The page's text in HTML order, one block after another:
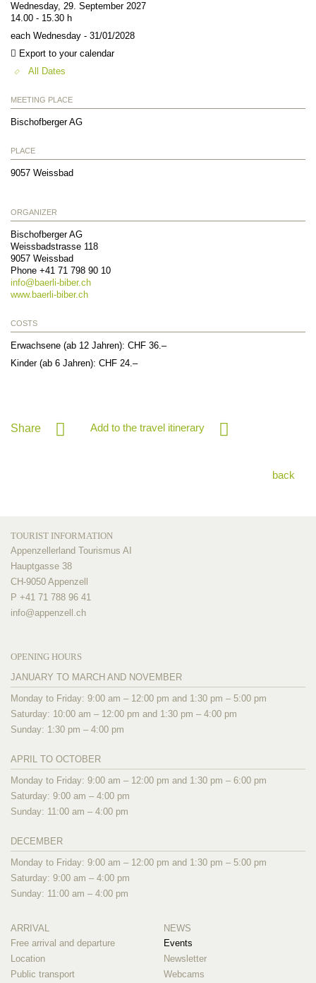
Wednesday, 29. September 2027
14.00 - 15.30 h
each Wednesday - 31/01/2028
Export to your calendar
All Dates
MEETING PLACE
Bischofberger AG
PLACE
9057 Weissbad
ORGANIZER
Bischofberger AG
Weissbadstrasse 118
9057 Weissbad
Phone +41 71 798 90 10
info@ baerli-biber.ch
www.baerli-biber.ch
COSTS
Erwachsene (ab 12 Jahren): CHF 36.–
Kinder (ab 6 Jahren): CHF 24.–
Share Add to the travel itinerary
back
TOURIST INFORMATION
Appenzellerland Tourismus AI
Hauptgasse 38
CH-9050 Appenzell
P +41 71 788 96 41
info@appenzell.ch
OPENING HOURS
JANUARY TO MARCH AND NOVEMBER
Monday to Friday: 9:00 am – 12:00 pm and 1:30 pm – 5:00 pm
Saturday: 10:00 am – 12:00 pm and 1:30 pm – 4:00 pm
Sunday: 1:30 pm – 4:00 pm
APRIL TO OCTOBER
Monday to Friday: 9:00 am – 12:00 pm and 1:30 pm – 6:00 pm
Saturday: 9:00 am – 4:00 pm
Sunday: 11:00 am – 4:00 pm
DECEMBER
Monday to Friday: 9:00 am – 12:00 pm and 1:30 pm – 5:00 pm
Saturday: 9:00 am – 4:00 pm
Sunday: 11:00 am – 4:00 pm
ARRIVAL
Free arrival and departure
Location
Public transport
NEWS
Events
Newsletter
Webcams